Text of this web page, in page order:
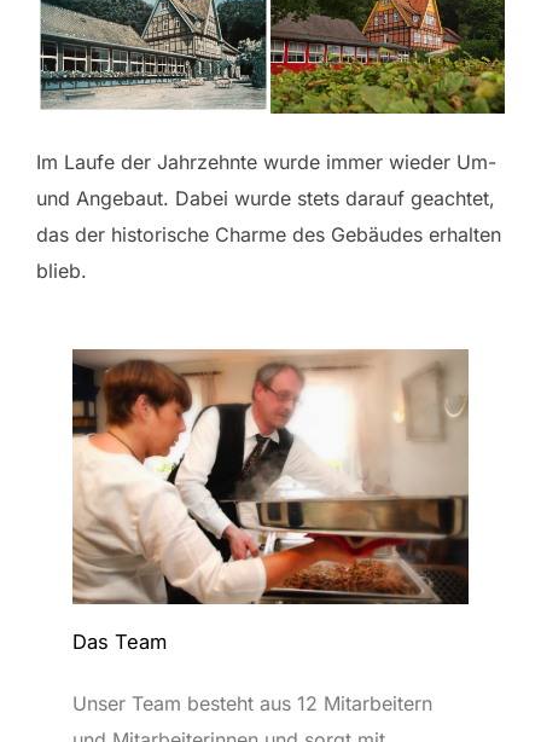
Im Laufe der Jahrzehnte wurde immer wieder Um-
und Angebaut. Dabei wurde stets darauf geachtet,
das der historische Charme des Gebäudes erhalten
blieb.
Das Team
Unser Team besteht aus 12 Mitarbeitern